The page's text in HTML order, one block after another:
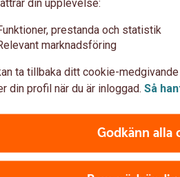
är att du uppfyller
gäller längst till och med den
din upplevelse:
prestanda och statistik
marknadsföring
ta tillbaka ditt cookie-
din profil när du är inloggad. Så
Godkänn alla